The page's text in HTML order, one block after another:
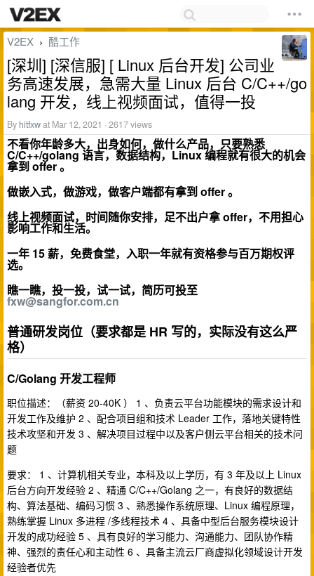
V2EX › 酷工作
[深圳] [深信服] [ Linux 后台开发] 公司业
务高速发展，急需大量 Linux 后台 C/C++/go
lang 开发，线上视频面试，值得一投
By hitfxwat Mar 12, 2021 · 2617 views
不看你年龄多大，出身如何，做什么产品，只要熟悉
C/C++/golang 语言，数据结构，Linux 编程就有很大的机会
拿到 offer 。
做嵌入式，做游戏，做客户端都有拿到 offer 。
线上视频面试，时间随你安排，足不出户拿 offer，不用担心
影响工作和生活。
一年 15 薪，免费食堂，入职一年就有资格参与百万期权评
选。
瞧一瞧，投一投，试一试，简历可投至
fxw@sangfor.com.cn
普通研发岗位（要求都是 HR 写的，实际没有这么严
格）
C/Golang 开发工程师
职位描述：（薪资 20-40K ） 1 、负责云平台功能模块的需求设计和
开发工作及维护 2 、配合项目组和技术 Leader 工作，落地关键特性
技术攻坚和开发 3 、解决项目过程中以及客户侧云平台相关的技术问
题
要求： 1 、计算机相关专业，本科及以上学历，有 3 年及以上 Linux
后台方向开发经验 2 、精通 C/C++/Golang 之一，有良好的数据结
构、算法基础、编码习惯 3 、熟悉操作系统原理、Linux 编程原理，
熟练掌握 Linux 多进程 /多线程技术 4 、具备中型后台服务模块设计
开发的成功经验 5 、具有良好的学习能力、沟通能力、团队协作精
神、强烈的责任心和主动性 6 、具备主流云厂商虚拟化领域设计开发
经验者优先